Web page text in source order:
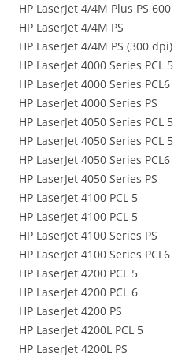
HP LaserJet 4/4M Plus PS 600
HP LaserJet 4/4M PS
HP LaserJet 4/4M PS (300 dpi)
HP LaserJet 4000 Series PCL 5
HP LaserJet 4000 Series PCL6
HP LaserJet 4000 Series PS
HP LaserJet 4050 Series PCL 5
HP LaserJet 4050 Series PCL 5
HP LaserJet 4050 Series PCL6
HP LaserJet 4050 Series PS
HP LaserJet 4100 PCL 5
HP LaserJet 4100 PCL 5
HP LaserJet 4100 Series PS
HP LaserJet 4100 Series PCL6
HP LaserJet 4200 PCL 5
HP LaserJet 4200 PCL 6
HP LaserJet 4200 PS
HP LaserJet 4200L PCL 5
HP LaserJet 4200L PS